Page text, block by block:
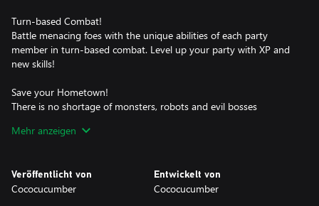
Turn-based Combat!
Battle menacing foes with the unique abilities of each party
member in turn-based combat. Level up your party with XP and
new skills!
Save your Hometown!
There is no shortage of monsters, robots and evil bosses
save your home from complete destruction!
Mehr anzeigen
Veröffentlicht von
Cococucumber
Entwickelt von
Cococucumber